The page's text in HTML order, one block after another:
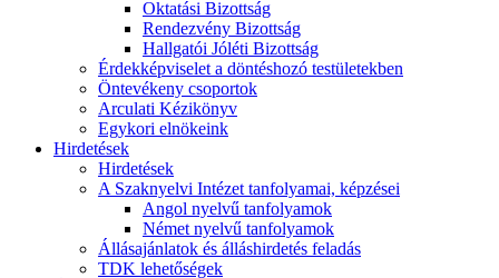
Oktatási Bizottság
Rendezvény Bizottság
Hallgatói Jóléti Bizottság
Érdekképviselet a döntéshozó testületekben
Öntevékeny csoportok
Arculati Kézikönyv
Egykori elnökeink
Hirdetések
Hirdetések
A Szaknyelvi Intézet tanfolyamai, képzései
Angol nyelvű tanfolyamok
Német nyelvű tanfolyamok
Állásajánlatok és álláshirdetés feladás
TDK lehetőségek